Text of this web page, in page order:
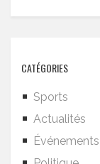
CATÉGORIES
Sports
Actualités
Événements